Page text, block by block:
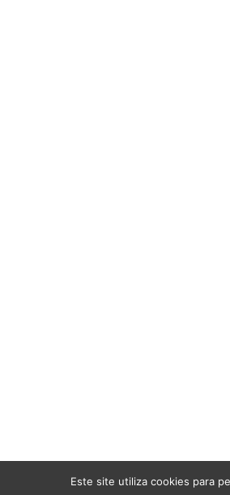
Este site utiliza cookies para